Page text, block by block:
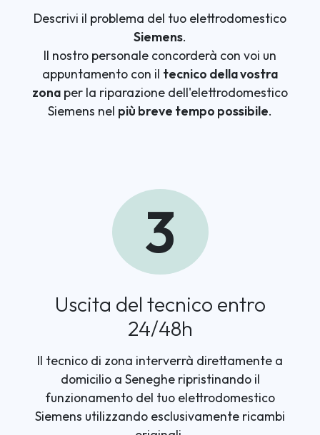
Descrivi il problema del tuo elettrodomestico
Siemens.
Il nostro personale concorderà con voi un
appuntamento con il tecnico della vostra
zona per la riparazione dell'elettrodomestico
Siemens nel più breve tempo possibile.
3
Uscita del tecnico entro
24/48h
Il tecnico di zona interverrà direttamente a
domicilio a Seneghe ripristinando il
funzionamento del tuo elettrodomestico
Siemens utilizzando esclusivamente ricambi